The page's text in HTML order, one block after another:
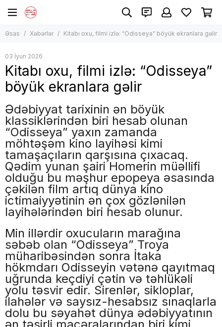
Əsas Xəbərlər Kitabı oxu, filmi izlə: “Odisseya” böyük ekranlara gəlir
03 İyun 2026
Kitabı oxu, filmi izlə: “Odisseya”
böyük ekranlara gəlir
Ədəbiyyat tarixinin ən böyük
klassiklərindən biri hesab olunan
“Odisseya” yaxın zamanda
möhtəşəm kino layihəsi kimi
tamaşaçıların qarşısına çıxacaq.
Qədim yunan şairi Homerin müəllifi
olduğu bu məşhur epopeya əsasında
çəkilən film artıq dünya kino
ictimaiyyətinin ən çox gözlənilən
layihələrindən biri hesab olunur.
Min illərdir oxucuların marağına
səbəb olan “Odisseya” Troya
müharibəsindən sonra İtaka
hökmdarı Odisseyin vətənə qayıtmaq
uğrunda keçdiyi çətin və təhlükəli
yolu təsvir edir. Sirenlər, sikloplar,
ilahələr və saysız-hesabsız sınaqlarla
dolu bu səyahət dünya ədəbiyyatının